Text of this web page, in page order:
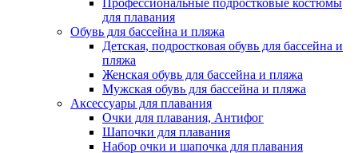
Профессиональные подростковые костюмы
для плавания
Обувь для бассейна и пляжа
Детская, подростковая обувь для бассейна и
пляжа
Женская обувь для бассейна и пляжа
Мужская обувь для бассейна и пляжа
Аксессуары для плавания
Очки для плавания, Антифог
Шапочки для плавания
Набор очки и шапочка для плавания